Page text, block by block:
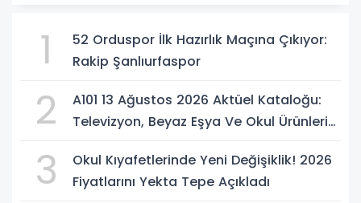
1
52 Orduspor İlk Hazırlık Maçına Çıkıyor:
Rakip Şanlıurfaspor
2
A101 13 Ağustos 2026 Aktüel Kataloğu:
Televizyon, Beyaz Eşya Ve Okul Ürünleri
3
Okul Kıyafetlerinde Yeni Değişiklik! 2026
Fiyatlarını Yekta Tepe Açıkladı